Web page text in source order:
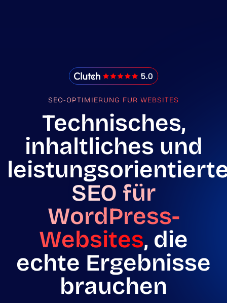
IMADO Reviews
SEO-OPTIMIERUNG FÜR WEBSITES
Technisches,
inhaltliches und
SEO für
WordPress-
Websites, die
echte Ergebnisse
brauchen